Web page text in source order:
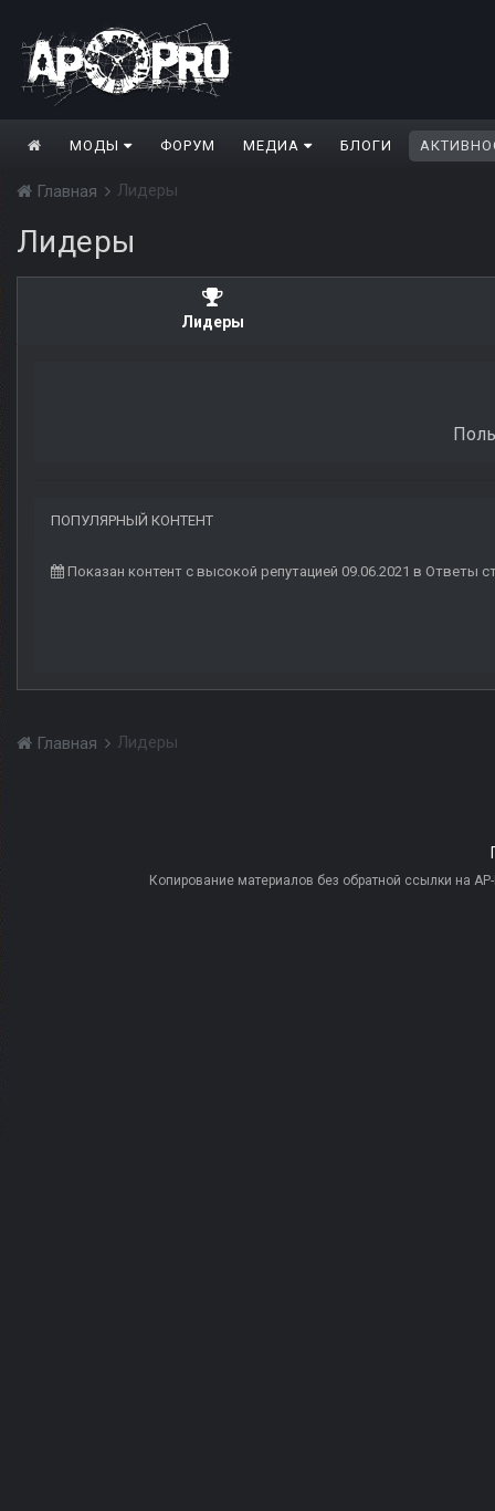
МОДЫ ФОРУМ МЕДИА БЛОГИ
Главная Лидеры
Лидеры
Лидеры
ПОПУЛЯРНЫЙ КОНТЕНТ
Показан контент с высокой репутацией 09.06.2021 в Ответы
Главная Лидеры
Копирование материалов без обратной ссылки на